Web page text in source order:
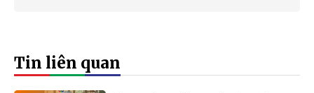
Tin liên quan